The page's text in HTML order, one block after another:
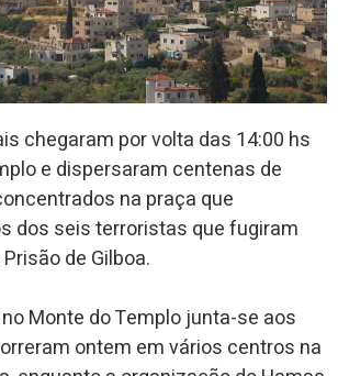
chegaram por volta das 14:00 hs
e dispersaram centenas de
na praça que
dos seis terroristas que fugiram
de Gilboa.
Monte do Templo junta-se aos
ontem em vários centros na